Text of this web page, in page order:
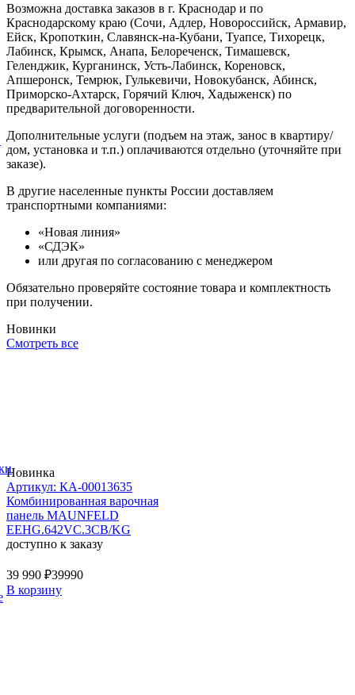
Возможна доставка заказов в г. Краснодар и по
Краснодарскому краю (Сочи, Адлер, Новороссийск, Армавир,
Ейск, Кропоткин, Славянск-на-Кубани, Туапсе, Тихорецк,
Лабинск, Крымск, Анапа, Белореченск, Тимашевск,
Геленджик, Курганинск, Усть-Лабинск, Кореновск,
Апшеронск, Темрюк, Гулькевичи, Новокубанск, Абинск,
Приморско-Ахтарск, Горячий Ключ, Хадыженск) по
предварительной договоренности.
Дополнительные услуги (подъем на этаж, занос в квартиру/
дом, установка и т.п.) оплачиваются отдельно (уточняйте при
заказе).
В другие населенные пункты России доставляем
транспортными компаниями:
«Новая линия»
«СДЭК»
или другая по согласованию с менеджером
Обязательно проверяйте состояние товара и комплектность
при получении.
Новинки
Смотреть все
Новинка
Артикул: КА-00013635
Комбинированная варочная
панель MAUNFELD
EEHG.642VC.3CB/KG
доступно к заказу
39 990 ₽39990
В корзину